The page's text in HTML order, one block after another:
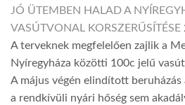
JÓ ÜTEMBEN HALAD A
VASÚTVONAL KORSZERŰSÍTÉSE
A terveknek megfelelően zajlik a
Nyíregyháza közötti 100c jelű
A május végén elindított beruházás
a rendkívüli nyári hőség sem